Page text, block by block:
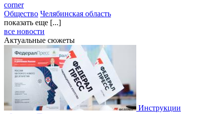
corner
Общество Челябинская область
показать еще [...]
все новости
Актуальные сюжеты
Инструкции